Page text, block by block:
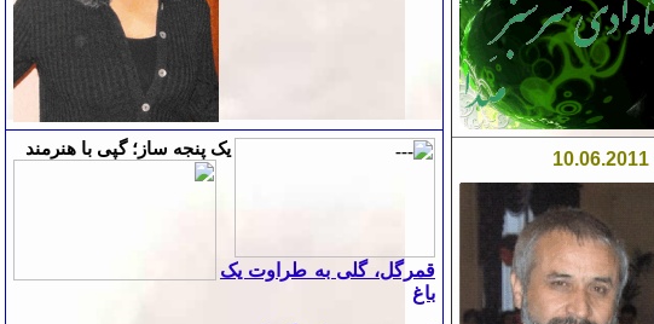
یک پنجه ساز؛ گپی با هنرمند
قمرگل، گلی به طراوت یک
باغ
10.06.2011